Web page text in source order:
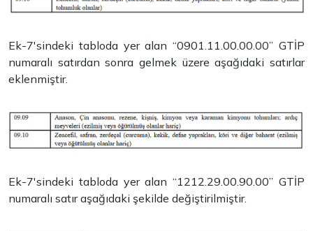
Ek-7'sindeki tabloda yer alan “0901.11.00.00.00” GTİP
numaralı satırdan sonra gelmek üzere aşağıdaki satırlar
eklenmiştir.
Ek-7'sindeki tabloda yer alan “1212.29.00.90.00” GTİP
numaralı satır aşağıdaki şekilde değiştirilmiştir.